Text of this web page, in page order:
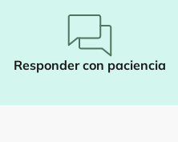
Responder con paciencia